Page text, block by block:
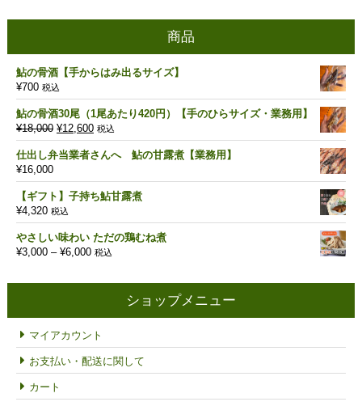
商品
鮎の骨酒【手からはみ出るサイズ】
¥700 税込
鮎の骨酒30尾（1尾あたり420円）【手のひらサイズ・業務用】
¥18,000 元
の
価
は
¥18,000
で
し
た。
¥12,600現
在
の
格
は
す。
税込
仕出し弁当業者さんへ 鮎の甘露煮【業務用】
¥16,000
【ギフト】子持ち鮎甘露煮
¥4,320 税込
やさしい味わい ただの鶏むね煮
¥3,000 – ¥6,000価
帯:
税込
ショップメニュー
マイアカウント
お支払い・配送に関して
カート